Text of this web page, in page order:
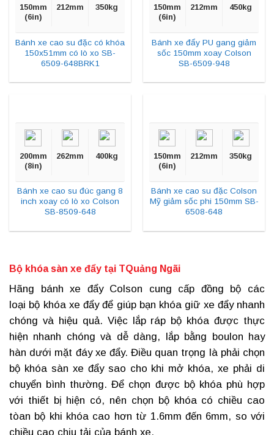
150mm
(6in)
212mm 350kg
Bánh xe cao su đặc có khóa
150x51mm có lò xo SB-
6509-648BRK1
150mm
(6in)
212mm 450kg
Bánh xe đẩy PU gang giảm
sốc 150mm xoay Colson
SB-6509-948
200mm
(8in)
262mm 400kg
Bánh xe cao su đúc gang 8
inch xoay có lò xo Colson
SB-8509-648
150mm
(6in)
212mm 350kg
Bánh xe cao su đặc Colson
Mỹ giảm sốc phi 150mm SB-
6508-648
Bộ khóa sàn xe đẩy tại TQuảng Ngãi
Hãng bánh xe đẩy Colson cung cấp đồng bộ các
loại bộ khóa xe đẩy để giúp bạn khóa giữ xe đẩy nhanh
chóng và hiệu quả. Việc lắp ráp bộ khóa được thực
hiện nhanh chóng và dễ dàng, lắp bằng boulon hay
hàn dưới mặt đáy xe đẩy. Điều quan trọng là phải chọn
bộ khóa sàn xe đẩysao cho khi mở khóa, xe phải di
chuyển bình thường. Để chọn được bộ khóa phù hợp
với thiết bị hiện có, nên chọn bộ khóa có chiều cao
tòan bộ khi khóa cao hơn từ 1.6mm đến 6mm, so với
chiều cao chịu tải của bánh xe.